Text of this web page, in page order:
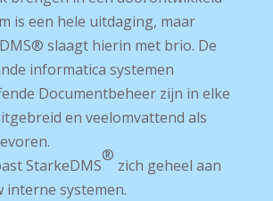
is een hele uitdaging, maar
slaagt hierin met brio. De
informatica systemen
Documentbeheer zijn in elke
en veelomvattend als
Starke­DMS
®
zich geheel aan
interne systemen.